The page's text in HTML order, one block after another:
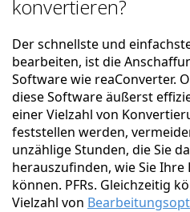
konvertieren?
Der schnellste und
bearbeiten, ist die
Software wie reaConverter.
diese Software äußerst
einer Vielzahl von
feststellen werden,
unzählige Stunden, die Sie
herauszufinden, wie Sie
können. PFRs. Gleichzeitig
Vielzahl von